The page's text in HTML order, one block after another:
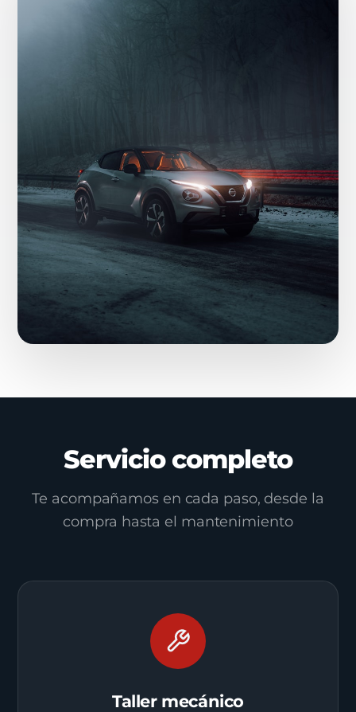
Servicio completo
Te acompañamos en cada paso, desde la
compra hasta el mantenimiento
Taller mecánico